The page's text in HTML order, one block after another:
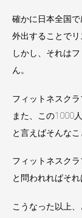
確かに日本全国で
外出することでリ
しかし、それは
ん。
フィットネスク
また、この1000
と言えばそんなこ
フィットネスク
と問われればそれ
こうなった以上